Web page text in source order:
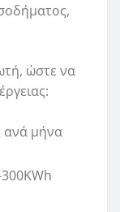
ώστε να
ανά μήνα